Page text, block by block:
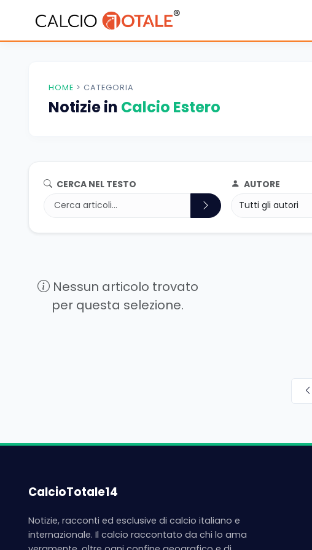
HOME > CATEGORIA
Notizie in Calcio Estero
CERCA NEL TESTO AUTORE
Nessun articolo trovato
per questa selezione.
CalcioTotale14
Notizie, racconti ed esclusive di calcio italiano e
internazionale. Il calcio raccontato da chi lo ama